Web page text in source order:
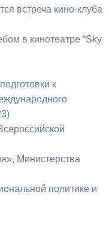
встреча кино-клуба
в кинотеатре “Sky
к
Министерства
политике и